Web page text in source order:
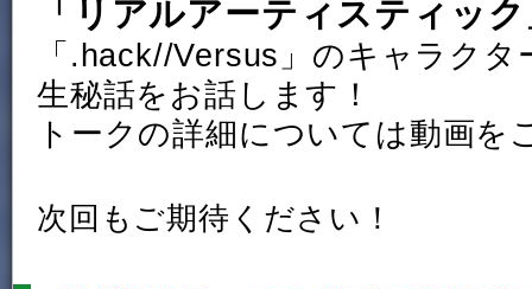
「リアルアーティスティッ
「.hack//Versus」のキャラク
生秘話をお話します！
トークの詳細については動画を
次回もご期待ください！